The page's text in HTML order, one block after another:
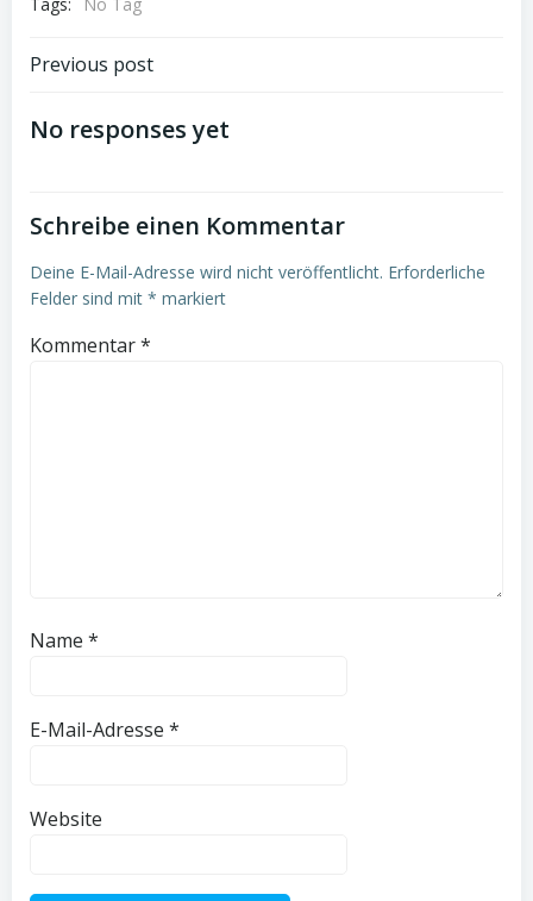
Post
navigation
Previous post
No responses yet
Schreibe einen Kommentar
Deine E-Mail-Adresse wird nicht veröffentlicht. Erforderliche
Felder sind mit * markiert
Kommentar*
Name *
E-Mail-Adresse *
Website